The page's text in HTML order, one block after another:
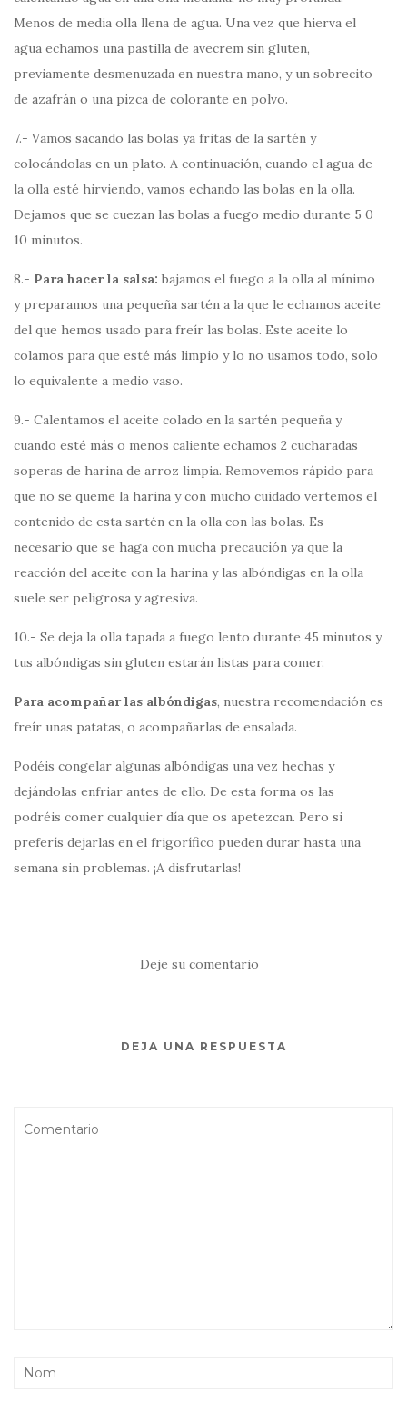
Menos de media olla llena de agua. Una vez que hierva el
agua echamos una pastilla de avecrem sin gluten,
previamente desmenuzada en nuestra mano, y un sobrecito
de azafrán o una pizca de colorante en polvo.
7.- Vamos sacando las bolas ya fritas de la sartén y
colocándolas en un plato. A continuación, cuando el agua de
la olla esté hirviendo, vamos echando las bolas en la olla.
Dejamos que se cuezan las bolas a fuego medio durante 5 0
10 minutos.
8.- Para hacer la salsa: bajamos el fuego a la olla al mínimo
y preparamos una pequeña sartén a la que le echamos aceite
del que hemos usado para freír las bolas. Este aceite lo
colamos para que esté más limpio y lo no usamos todo, solo
lo equivalente a medio vaso.
9.- Calentamos el aceite colado en la sartén pequeña y
cuando esté más o menos caliente echamos 2 cucharadas
soperas de harina de arroz limpia. Removemos rápido para
que no se queme la harina y con mucho cuidado vertemos el
contenido de esta sartén en la olla con las bolas. Es
necesario que se haga con mucha precaución ya que la
reacción del aceite con la harina y las albóndigas en la olla
suele ser peligrosa y agresiva.
10.- Se deja la olla tapada a fuego lento durante 45 minutos y
tus albóndigas sin gluten estarán listas para comer.
Para acompañar las albóndigas, nuestra recomendación es
freír unas patatas, o acompañarlas de ensalada.
Podéis congelar algunas albóndigas una vez hechas y
dejándolas enfriar antes de ello. De esta forma os las
podréis comer cualquier día que os apetezcan. Pero si
preferís dejarlas en el frigorífico pueden durar hasta una
semana sin problemas. ¡A disfrutarlas!
Deje su comentario
DEJA UNA RESPUESTA